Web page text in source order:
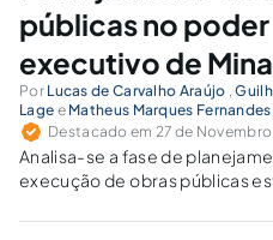
públicas no poder
executivo de
Por Lucas de Carvalho Araújo ,
Lage e Matheus Marques
Destacado em 27 de Novembro
Analisa-se a fase de
execução de obras públicas
gestão de obras no Estado